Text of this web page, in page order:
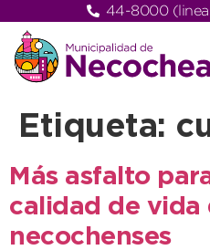
44-8000
Etiqueta:
Más asfalto
calidad de vida
necochenses